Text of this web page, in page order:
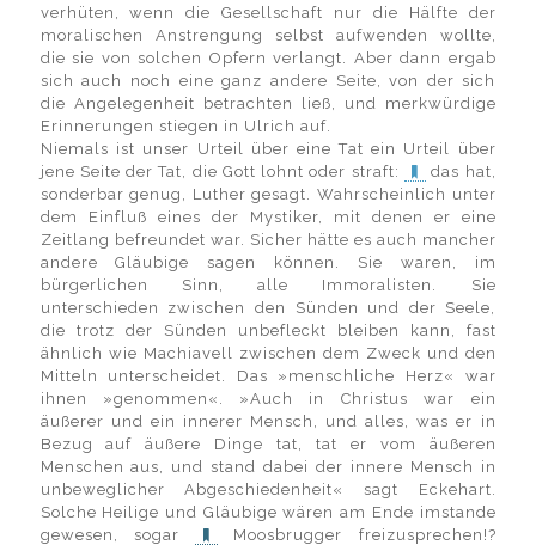
verhüten, wenn die Gesellschaft nur die Hälfte der
moralischen Anstrengung selbst aufwenden wollte,
die sie von solchen Opfern verlangt. Aber dann ergab
sich auch noch eine ganz andere Seite, von der sich
die Angelegenheit betrachten ließ, und merkwürdige
Erinnerungen stiegen in Ulrich auf.
Niemals ist unser Urteil über eine Tat ein Urteil über
jene Seite der Tat, die Gott lohnt oder straft:
das hat,
sonderbar genug, Luther gesagt. Wahrscheinlich unter
dem Einfluß eines der Mystiker, mit denen er eine
Zeitlang befreundet war. Sicher hätte es auch mancher
andere Gläubige sagen können. Sie waren, im
bürgerlichen Sinn, alle Immoralisten. Sie
unterschieden zwischen den Sünden und der Seele,
die trotz der Sünden unbefleckt bleiben kann, fast
ähnlich wie Machiavell zwischen dem Zweck und den
Mitteln unterscheidet. Das »menschliche Herz« war
ihnen »genommen«. »Auch in Christus war ein
äußerer und ein innerer Mensch, und alles, was er in
Bezug auf äußere Dinge tat, tat er vom äußeren
Menschen aus, und stand dabei der innere Mensch in
unbeweglicher Abgeschiedenheit« sagt Eckehart.
Solche Heilige und Gläubige wären am Ende imstande
gewesen, sogar
Moosbrugger freizusprechen!?